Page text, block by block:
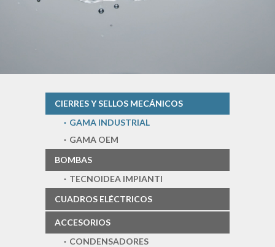
CIERRES Y SELLOS MECÁNICOS
GAMA INDUSTRIAL
GAMA OEM
BOMBAS
TECNOIDEA IMPIANTI
CUADROS ELÉCTRICOS
ACCESORIOS
CONDENSADORES